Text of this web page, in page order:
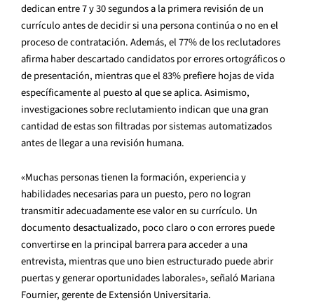
dedican entre 7 y 30 segundos a la primera revisión de un
currículo antes de decidir si una persona continúa o no en el
proceso de contratación. Además, el 77% de los reclutadores
afirma haber descartado candidatos por errores ortográficos o
de presentación, mientras que el 83% prefiere hojas de vida
específicamente al puesto al que se aplica. Asimismo,
investigaciones sobre reclutamiento indican que una gran
cantidad de estas son filtradas por sistemas automatizados
antes de llegar a una revisión humana.
«Muchas personas tienen la formación, experiencia y
habilidades necesarias para un puesto, pero no logran
transmitir adecuadamente ese valor en su currículo. Un
documento desactualizado, poco claro o con errores puede
convertirse en la principal barrera para acceder a una
entrevista, mientras que uno bien estructurado puede abrir
puertas y generar oportunidades laborales», señaló Mariana
Fournier, gerente de Extensión Universitaria.